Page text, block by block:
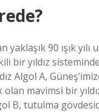
yaklaşık 90 ışık
bir yıldız
Algol A,
mavimsi bir
B, tutulma